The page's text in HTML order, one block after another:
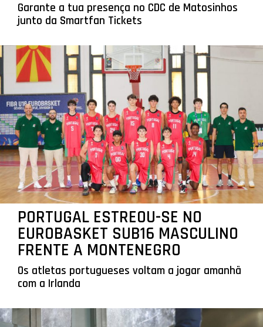
Garante a tua presença no CDC de Matosinhos
junto da Smartfan Tickets
PORTUGAL ESTREOU-SE NO
EUROBASKET SUB16 MASCULINO
FRENTE A MONTENEGRO
Os atletas portugueses voltam a jogar amanhã
com a Irlanda